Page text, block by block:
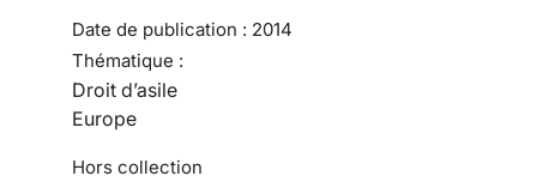
Date de publication : 2014
Thématique :
Droit d’asile
Europe
Hors collection